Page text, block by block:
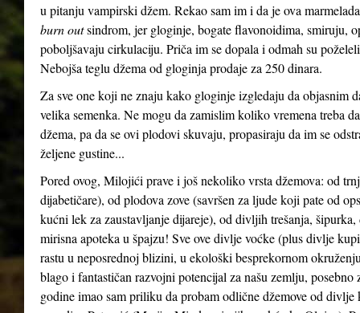
u pitanju vampirski džem. Rekao sam im i da je ova
burn outsindrom, jer gloginje, bogate flavonoidima, smiruju,
poboljšavaju cirkulaciju. Priča im se dopala i odmah su
Nebojša teglu džema od gloginja prodaje za 250 dinara.
Za sve one koji ne znaju kako gloginje izgledaju da objasnim
velika semenka. Ne mogu da zamislim koliko vremena treba
džema, pa da se ovi plodovi skuvaju, propasiraju da im se
željene gustine...
Pored ovog, Milojići prave i još nekoliko vrsta džemova: od
dijabetičare), od plodova zove (savršen za ljude koji pate od
kućni lek za zaustavljanje dijareje), od divljih trešanja,
mirisna apoteka u špajzu! Sve ove divlje voćke (plus divlje
rastu u neposrednoj blizini, u ekološki besprekornom
blago i fantastičan razvojni potencijal za našu zemlju,
godine imao sam priliku da probam odlične džemove od